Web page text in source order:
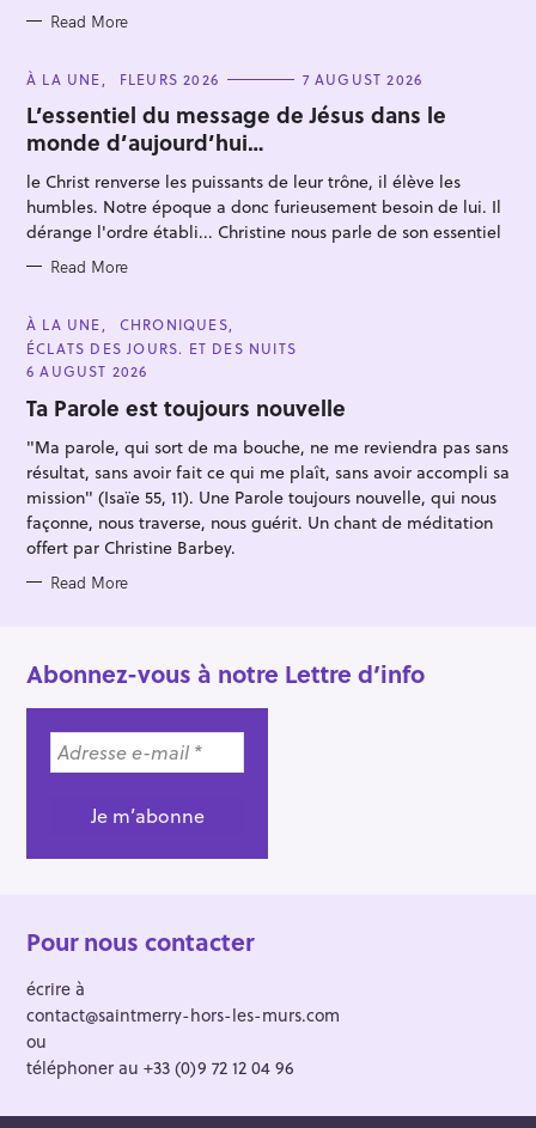
Read More
C
T
E
G
O
R
I
E
S
À LA UNE FLEURS 2026 7 AUGUST 2026
L’essentiel du message de Jésus dans le
monde d’aujourd’hui…
le Christ renverse les puissants de leur trône, il élève les
humbles. Notre époque a donc furieusement besoin de lui. Il
dérange l'ordre établi... Christine nous parle de son essentiel
Read More
C
A
T
E
O
R
E
À LA UNE
CHRONIQUES
ÉCLATS DES JOURS. ET DES NUITS
6 AUGUST 2026
Ta Parole est toujours nouvelle
"Ma parole, qui sort de ma bouche, ne me reviendra pas sans
résultat, sans avoir fait ce qui me plaît, sans avoir accompli sa
mission" (Isaïe 55, 11). Une Parole toujours nouvelle, qui nous
façonne, nous traverse, nous guérit. Un chant de méditation
offert par Christine Barbey.
Read More
Abonnez-vous à notre Lettre d’info
Pour nous contacter
écrire à
contact@saintmerry-hors-les-murs.com
ou
téléphoner au +33 (0)9 72 12 04 96